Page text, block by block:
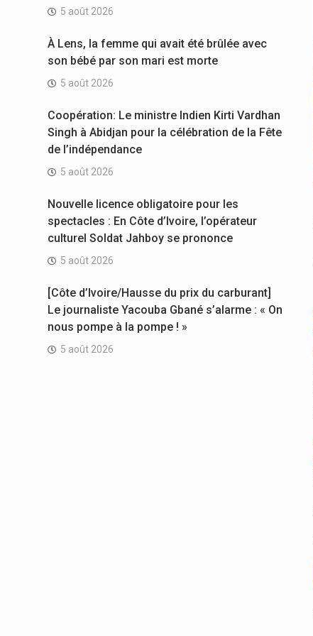
5 août 2026
À Lens, la femme qui avait été brûlée avec
son bébé par son mari est morte
5 août 2026
Coopération: Le ministre Indien Kirti Vardhan
Singh à Abidjan pour la célébration de la Fête
de l’indépendance
5 août 2026
Nouvelle licence obligatoire pour les
spectacles : En Côte d’Ivoire, l’opérateur
culturel Soldat Jahboy se prononce
5 août 2026
[Côte d’Ivoire/Hausse du prix du carburant]
Le journaliste Yacouba Gbané s’alarme : « On
nous pompe à la pompe ! »
5 août 2026